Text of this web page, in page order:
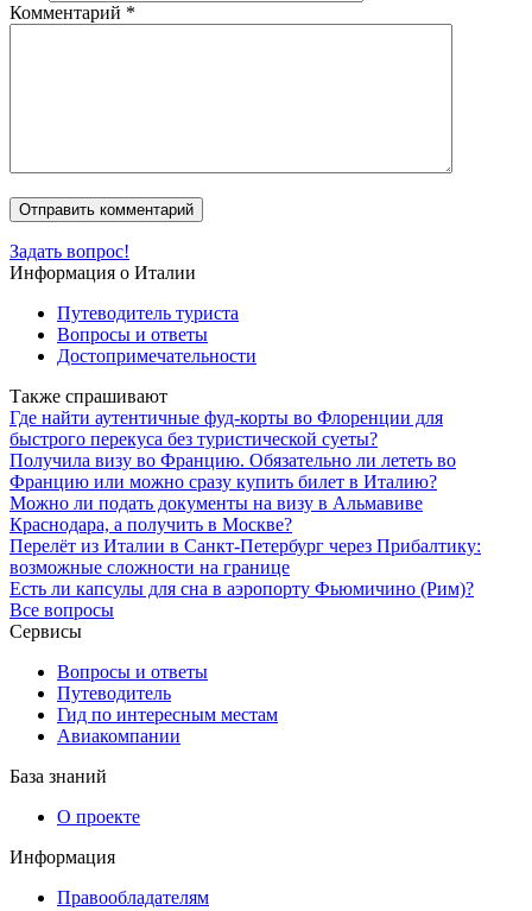
Комментарий *
Задать вопрос!
Информация о Италии
Путеводитель туриста
Вопросы и ответы
Достопримечательности
Также спрашивают
Где найти аутентичные фуд-корты во Флоренции для
быстрого перекуса без туристической суеты?
Получила визу во Францию. Обязательно ли лететь во
Францию или можно сразу купить билет в Италию?
Можно ли подать документы на визу в Альмавиве
Краснодара, а получить в Москве?
Перелёт из Италии в Санкт-Петербург через Прибалтику:
возможные сложности на границе
Есть ли капсулы для сна в аэропорту Фьюмичино (Рим)?
Все вопросы
Сервисы
Вопросы и ответы
Путеводитель
Гид по интересным местам
Авиакомпании
База знаний
О проекте
Информация
Правообладателям